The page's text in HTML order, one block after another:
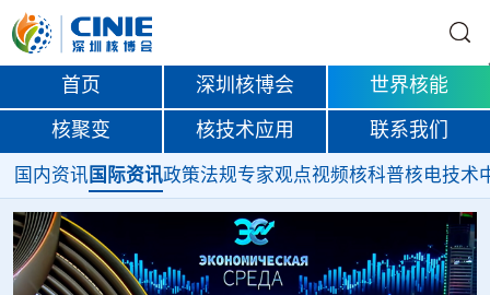
首页 深圳核博会 世界核能
核聚变 核技术应用 联系我们
国内资讯 国际资讯政策法规专家观点视频核科普核电技术